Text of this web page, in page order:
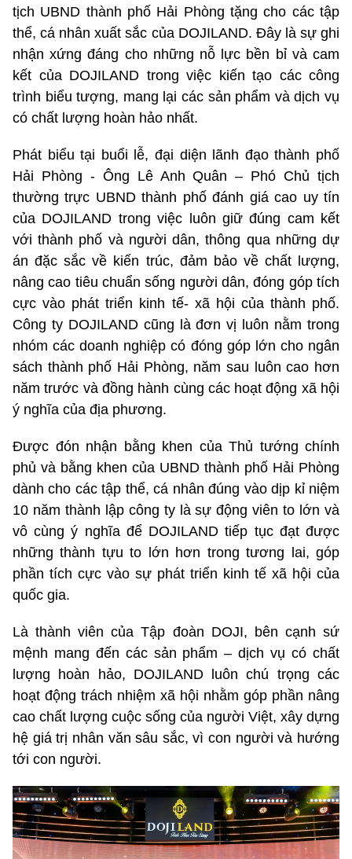
tịch UBND thành phố Hải Phòng tặng cho các tập
thể, cá nhân xuất sắc của DOJILAND. Đây là sự ghi
nhận xứng đáng cho những nỗ lực bền bỉ và cam
kết của DOJILAND trong việc kiến tạo các công
trình biểu tượng, mang lại các sản phẩm và dịch vụ
có chất lượng hoàn hảo nhất.
Phát biểu tại buổi lễ, đại diện lãnh đạo thành phố
Hải Phòng - Ông Lê Anh Quân – Phó Chủ tịch
thường trực UBND thành phố đánh giá cao uy tín
của DOJILAND trong việc luôn giữ đúng cam kết
với thành phố và người dân, thông qua những dự
án đặc sắc về kiến trúc, đảm bảo về chất lượng,
nâng cao tiêu chuẩn sống người dân, đóng góp tích
cực vào phát triển kinh tế- xã hội của thành phố.
Công ty DOJILAND cũng là đơn vị luôn nằm trong
nhóm các doanh nghiệp có đóng góp lớn cho ngân
sách thành phố Hải Phòng, năm sau luôn cao hơn
năm trước và đồng hành cùng các hoạt động xã hội
ý nghĩa của địa phương.
Được đón nhận bằng khen của Thủ tướng chính
phủ và bằng khen của UBND thành phố Hải Phòng
dành cho các tập thể, cá nhân đúng vào dịp kỉ niệm
10 năm thành lập công ty là sự động viên to lớn và
vô cùng ý nghĩa để DOJILAND tiếp tục đạt được
những thành tựu to lớn hơn trong tương lai, góp
phần tích cực vào sự phát triển kinh tế xã hội của
quốc gia.
Là thành viên của Tập đoàn DOJI, bên cạnh sứ
mệnh mang đến các sản phẩm – dịch vụ có chất
lượng hoàn hảo, DOJILAND luôn chú trọng các
hoạt động trách nhiệm xã hội nhằm góp phần nâng
cao chất lượng cuộc sống của người Việt, xây dựng
hệ giá trị nhân văn sâu sắc, vì con người và hướng
tới con người.